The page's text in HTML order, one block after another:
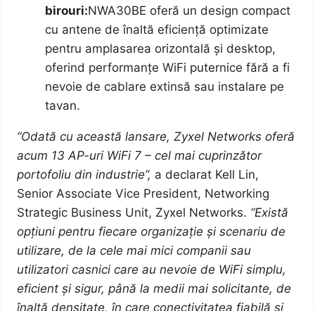
birouri:NWA30BE oferă un design compact
cu antene de înaltă eficiență optimizate
pentru amplasarea orizontală și desktop,
oferind performanțe WiFi puternice fără a fi
nevoie de cablare extinsă sau instalare pe
tavan.
“Odată cu această lansare, Zyxel Networks oferă
acum 13 AP-uri WiFi 7 – cel mai cuprinzător
portofoliu din industrie”, a declarat Kell Lin,
Senior Associate Vice President, Networking
Strategic Business Unit, Zyxel Networks. “Există
opțiuni pentru fiecare organizație și scenariu de
utilizare, de la cele mai mici companii sau
utilizatori casnici care au nevoie de WiFi simplu,
eficient și sigur, până la medii mai solicitante, de
înaltă densitate, în care conectivitatea fiabilă și